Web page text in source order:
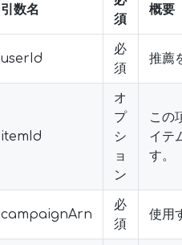
引数名
須
概要
userId
必
須
推薦
itemId
オ
プ
シ
ョ
ン
この
イテ
す。
campaignArn
必
須
使用